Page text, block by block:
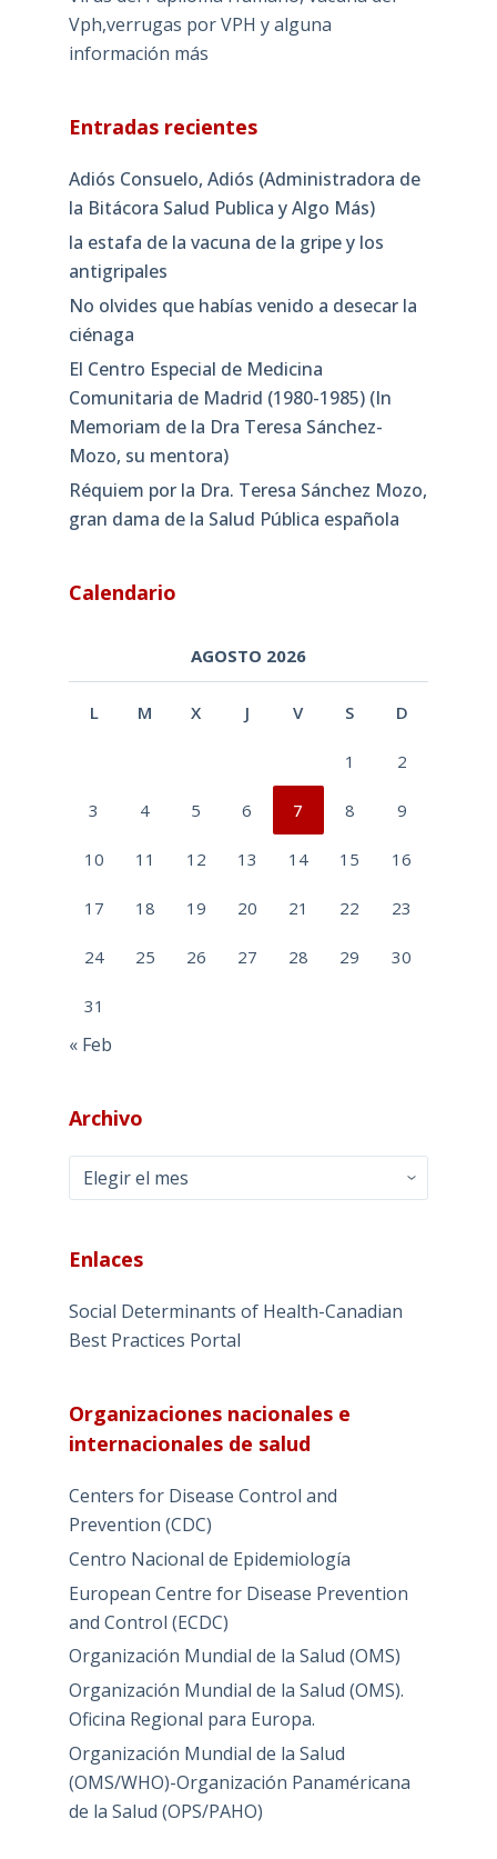
Vph,verrugas por VPH y alguna
información más
Entradas recientes
Adiós Consuelo, Adiós (Administradora de
la Bitácora Salud Publica y Algo Más)
la estafa de la vacuna de la gripe y los
antigripales
No olvides que habías venido a desecar la
ciénaga
El Centro Especial de Medicina
Comunitaria de Madrid (1980-1985) (In
Memoriam de la Dra Teresa Sánchez-
Mozo, su mentora)
Réquiem por la Dra. Teresa Sánchez Mozo,
gran dama de la Salud Pública española
Calendario
AGOSTO 2026
L M X J V S D
1 2
3 4 5 6 7 8 9
10 11 12 13 14 15 16
17 18 19 20 21 22 23
24 25 26 27 28 29 30
31
« Feb
Archivo
Archivo
Enlaces
Social Determinants of Health-Canadian
Best Practices Portal
Organizaciones nacionales e
internacionales de salud
Centers for Disease Control and
Prevention (CDC)
Centro Nacional de Epidemiología
European Centre for Disease Prevention
and Control (ECDC)
Organización Mundial de la Salud (OMS)
Organización Mundial de la Salud (OMS).
Oficina Regional para Europa.
Organización Mundial de la Salud
(OMS/WHO)-Organización Panaméricana
de la Salud (OPS/PAHO)